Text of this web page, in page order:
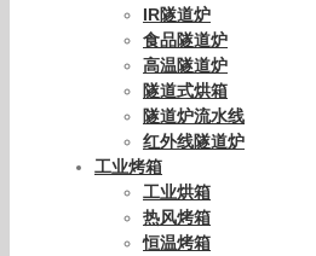
IR隧道炉
食品隧道炉
高温隧道炉
隧道式烘箱
隧道炉流水线
红外线隧道炉
工业烤箱
工业烘箱
热风烤箱
恒温烤箱